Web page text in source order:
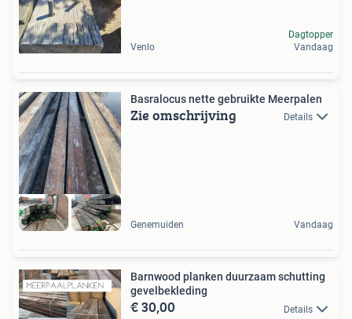
Venlo
Dagtopper
Vandaag
Basralocus nette gebruikte Meerpalen
Zie omschrijving Details
Genemuiden Vandaag
Barnwood planken duurzaam schutting
gevelbekleding
€ 30,00 Details